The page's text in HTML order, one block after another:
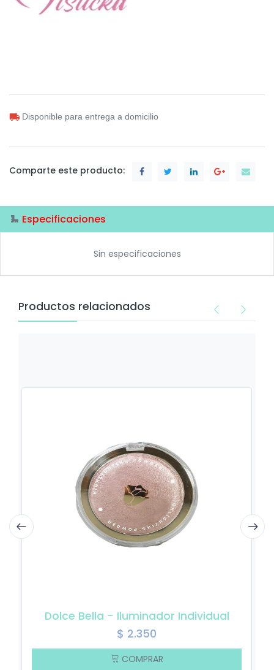
Disponible para entrega a domicilio
Comparte este producto:
Especificaciones
Sin especificaciones
Productos relacionados
Dolce Bella - Iluminador Individual
$ 2.350
COMPRAR